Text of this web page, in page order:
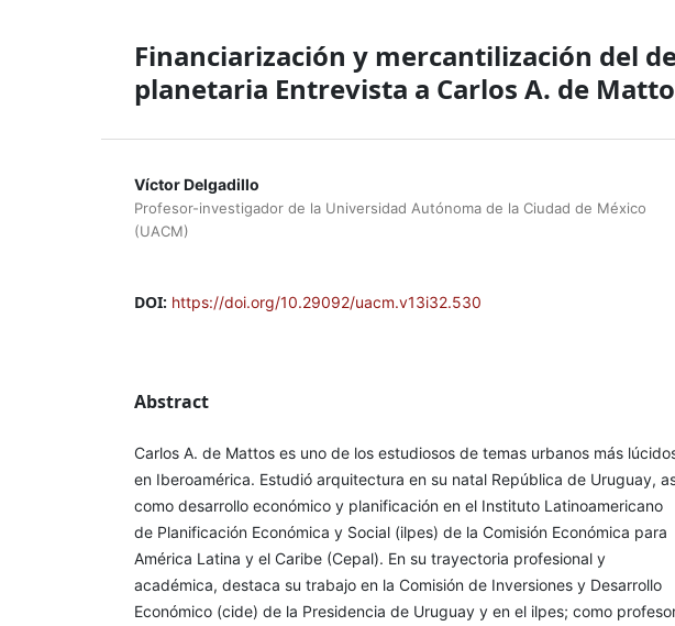
Financiarización y mercantilización del
planetaria Entrevista a Carlos A. de
Víctor Delgadillo
Profesor-investigador de la Universidad Autónoma de la Ciudad de México
(UACM)
DOI: https://doi.org/10.29092/uacm.v13i32.530
Abstract
Carlos A. de Mattos es uno de los estudiosos de temas urbanos más
en Iberoamérica. Estudió arquitectura en su natal República de Uruguay,
como desarrollo económico y planificación en el Instituto Latinoamericano
de Planificación Económica y Social (ilpes) de la Comisión Económica para
América Latina y el Caribe (Cepal). En su trayectoria profesional y
académica, destaca su trabajo en la Comisión de Inversiones y Desarrollo
Económico (cide) de la Presidencia de Uruguay y en el ilpes; como